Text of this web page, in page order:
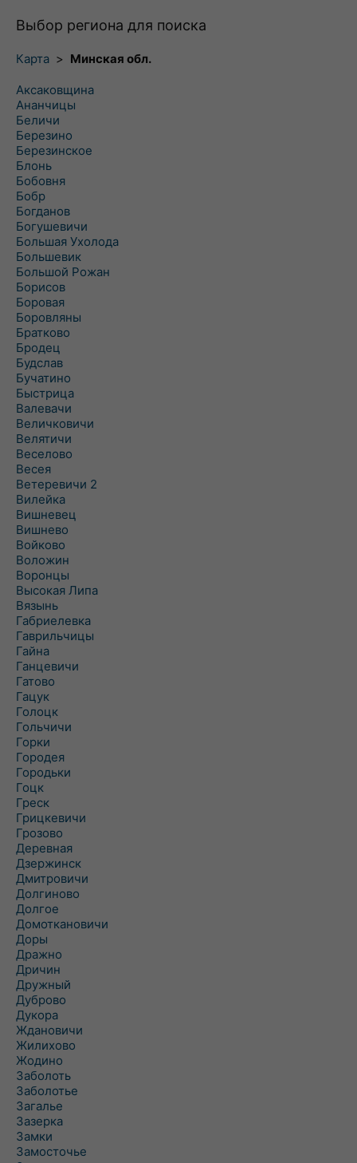
Выбор региона для поиска
Карта > Минская обл.
Аксаковщина
Ананчицы
Беличи
Березино
Березинское
Блонь
Бобовня
Бобр
Богданов
Богушевичи
Большая Ухолода
Большевик
Большой Рожан
Борисов
Боровая
Боровляны
Братково
Бродец
Будслав
Бучатино
Быстрица
Валевачи
Величковичи
Велятичи
Веселово
Весея
Ветеревичи 2
Вилейка
Вишневец
Вишнево
Войково
Воложин
Воронцы
Высокая Липа
Вязынь
Габриелевка
Гаврильчицы
Гайна
Ганцевичи
Гатово
Гацук
Голоцк
Гольчичи
Горки
Городея
Городьки
Гоцк
Греск
Грицкевичи
Грозово
Деревная
Дзержинск
Дмитровичи
Долгиново
Долгое
Домоткановичи
Доры
Дражно
Дричин
Дружный
Дуброво
Дукора
Ждановичи
Жилихово
Жодино
Заболоть
Заболотье
Загалье
Зазерка
Замки
Замосточье